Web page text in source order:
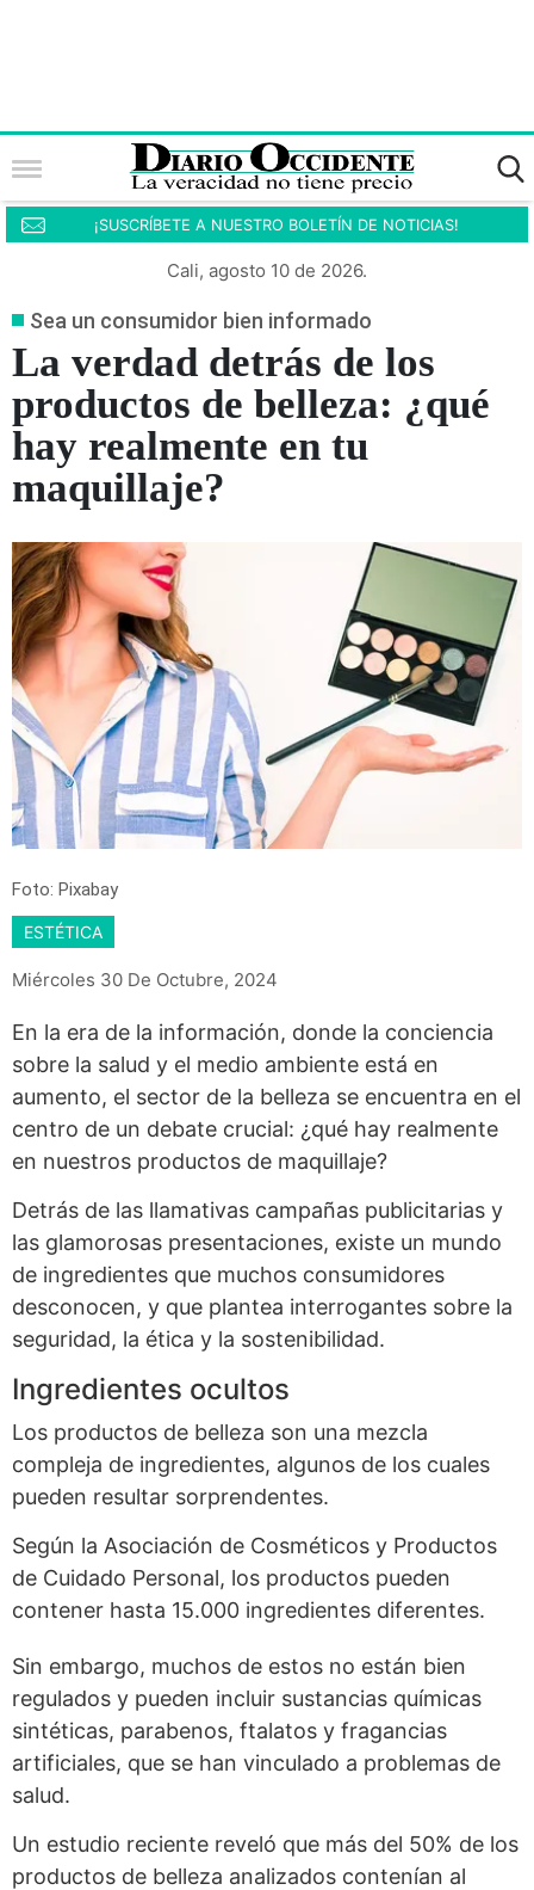
¡SUSCRÍBETE A NUESTRO BOLETÍN DE NOTICIAS!
Cali, agosto 10 de 2026.
Sea un consumidor bien informado
La verdad detrás de los
productos de belleza: ¿qué
hay realmente en tu
maquillaje?
Foto: Pixabay
ESTÉTICA
Miércoles 30 De Octubre, 2024
En la era de la información, donde la conciencia
sobre la salud y el medio ambiente está en
aumento, el sector de la belleza se encuentra en el
centro de un debate crucial: ¿qué hay realmente
en nuestros productos de maquillaje?
Detrás de las llamativas campañas publicitarias y
las glamorosas presentaciones, existe un mundo
de ingredientes que muchos consumidores
desconocen, y que plantea interrogantes sobre la
seguridad, la ética y la sostenibilidad.
Ingredientes ocultos
Los productos de belleza son una mezcla
compleja de ingredientes, algunos de los cuales
pueden resultar sorprendentes.
Según la Asociación de Cosméticos y Productos
de Cuidado Personal, los productos pueden
contener hasta 15.000 ingredientes diferentes.
Sin embargo, muchos de estos no están bien
regulados y pueden incluir sustancias químicas
sintéticas, parabenos, ftalatos y fragancias
artificiales, que se han vinculado a problemas de
salud.
Un estudio reciente reveló que más del 50% de los
productos de belleza analizados contenían al